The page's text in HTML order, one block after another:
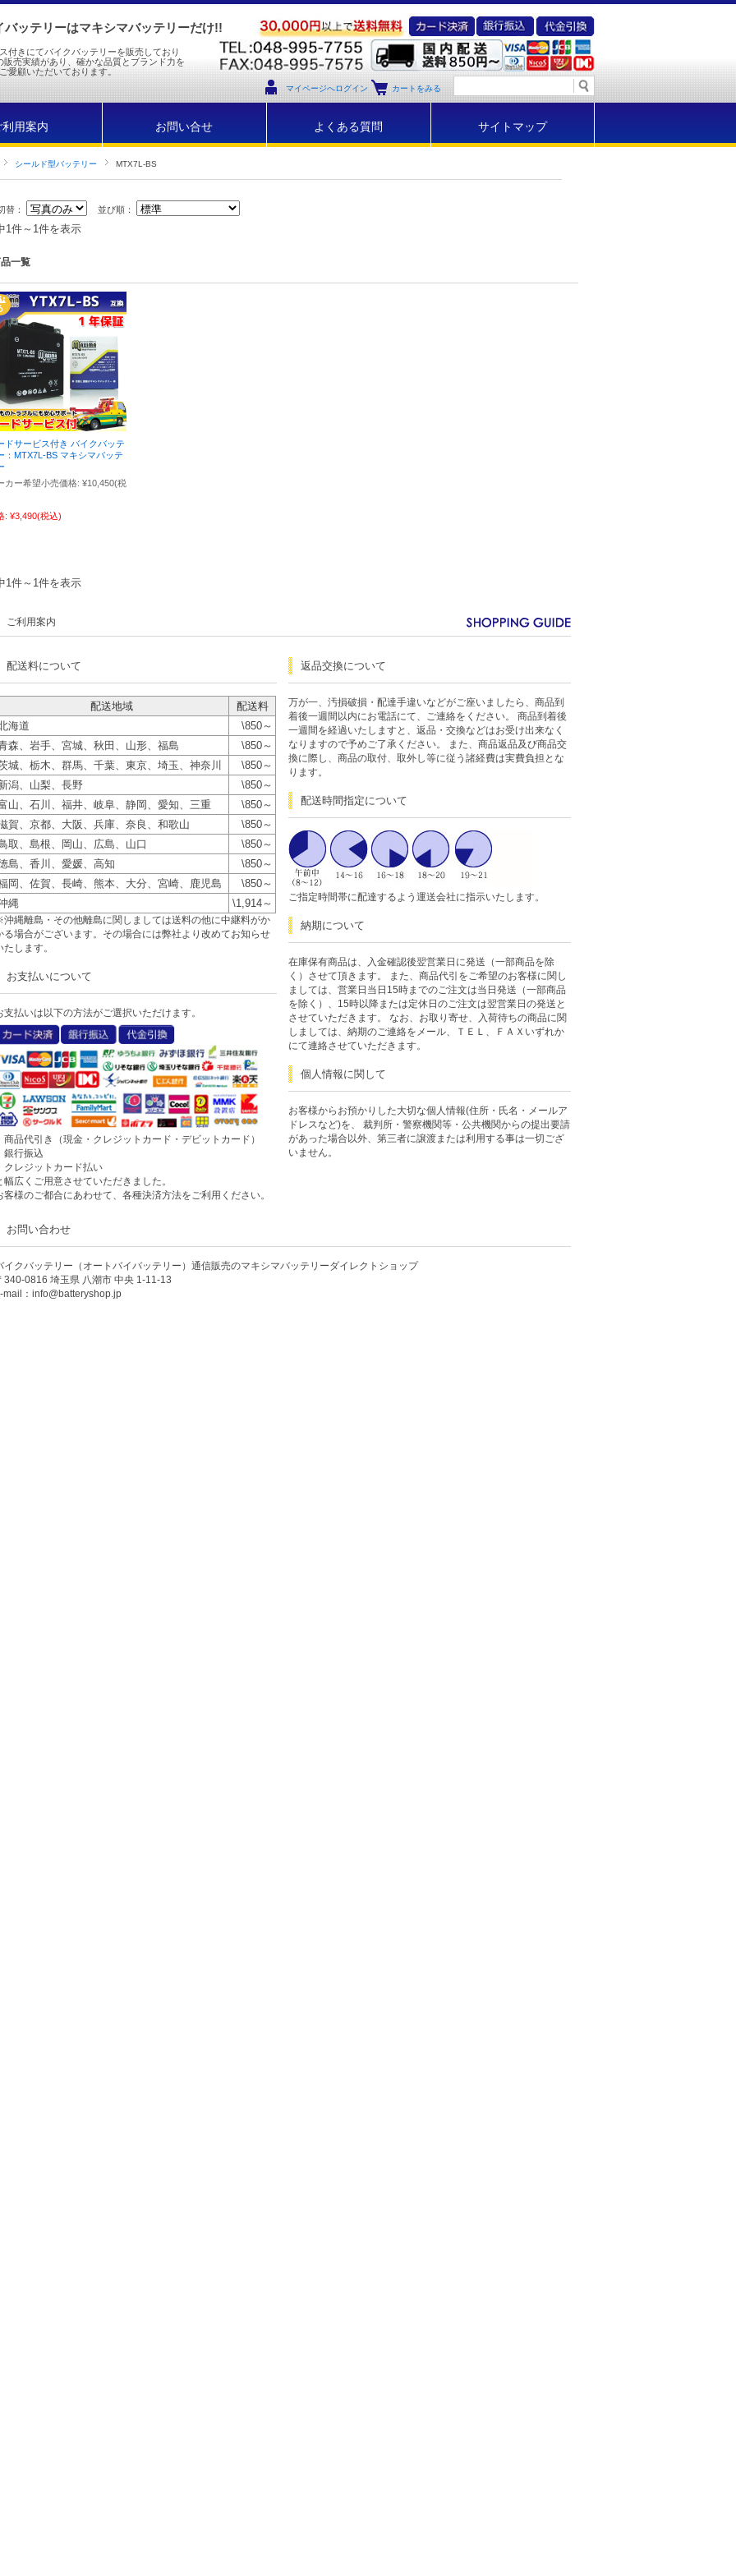
ッテリーはマキシマバッテリーだけ!!
付きにてバイクバッテリーを販売しており
販売実績があり、確かな品質とブランド力を
愛顧いただいております。
マイページへログイン カートをみる
利用案内 お問い合せ よくある質問 サイトマップ
シールド型バッテリー MTX7L-BS
替： 並び順：
1件～1件を表示
一覧
ドサービス付き バイクバッテ
：MTX7L-BS マキシマバッテ
カー希望小売価格: ¥10,450(税
: ¥3,490(税込)
1件～1件を表示
ご利用案内
配送料について
配送地域
配送料
海道
\850～
森、岩手、宮城、秋田、山形、福島
\850～
城、栃木、群馬、千葉、東京、埼玉、神奈川
\850～
潟、山梨、長野
\850～
山、石川、福井、岐阜、静岡、愛知、三重
\850～
賀、京都、大阪、兵庫、奈良、和歌山
\850～
取、島根、岡山、広島、山口
\850～
島、香川、愛媛、高知
\850～
岡、佐賀、長崎、熊本、大分、宮崎、鹿児島
\850～
縄
\1,914～
縄離島・その他離島に関しましては送料の他に中継料がか
る場合がございます。その場合には弊社より改めてお知らせ
たします。
お支払いについて
支払いは以下の方法がご選択いただけます。
商品代引き（現金・クレジットカード・デビットカード）
銀行振込
クレジットカード払い
幅広くご用意させていただきました。
客様のご都合にあわせて、各種決済方法をご利用ください。
返品交換について
万が一、汚損破損・配達手違いなどがご座いましたら、商品到
着後一週間以内にお電話にて、ご連絡をください。 商品到着後
一週間を経過いたしますと、返品・交換などはお受け出来なく
なりますので予めご了承ください。 また、商品返品及び商品交
換に際し、商品の取付、取外し等に従う諸経費は実費負担とな
ります。
配送時間指定について
ご指定時間帯に配達するよう運送会社に指示いたします。
納期について
在庫保有商品は、入金確認後翌営業日に発送（一部商品を除
く）させて頂きます。 また、商品代引をご希望のお客様に関し
ましては、営業日当日15時までのご注文は当日発送（一部商品
を除く）、15時以降または定休日のご注文は翌営業日の発送と
させていただきます。 なお、お取り寄せ、入荷待ちの商品に関
しましては、納期のご連絡をメール、ＴＥＬ、ＦＡＸいずれか
にて連絡させていただきます。
個人情報に関して
お客様からお預かりした大切な個人情報(住所・氏名・メールア
ドレスなど)を、 裁判所・警察機関等・公共機関からの提出要請
があった場合以外、第三者に譲渡または利用する事は一切ござ
いません。
お問い合わせ
イクバッテリー（オートバイバッテリー）通信販売のマキシマバッテリーダイレクトショップ
340-0816 埼玉県 八潮市 中央 1-11-13
mail：info@batteryshop.jp